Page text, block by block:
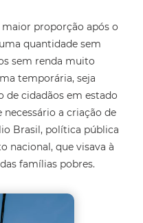
maior proporção após o
quantidade sem
sem renda muito
temporária, seja
de cidadãos em estado
a criação de
Brasil, política pública
nacional, que visava à
famílias pobres.